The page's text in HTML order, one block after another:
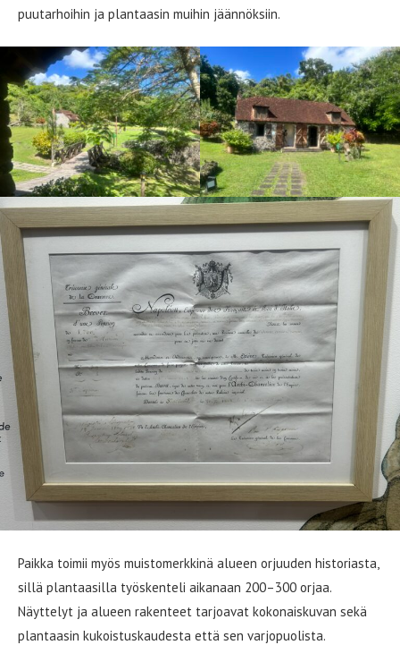
puutarhoihin ja plantaasin muihin jäännöksiin.
Paikka toimii myös muistomerkkinä alueen orjuuden historiasta,
sillä plantaasilla työskenteli aikanaan 200–300 orjaa.
Näyttelyt ja alueen rakenteet tarjoavat kokonaiskuvan sekä
plantaasin kukoistuskaudesta että sen varjopuolista.